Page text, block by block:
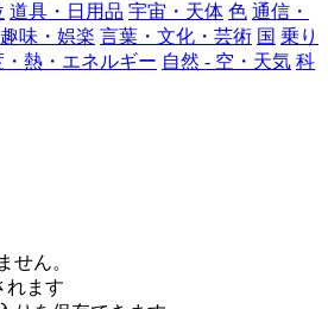
道具・日用品 宇宙・天体 色 通信・
味・娯楽 言葉・文化・芸術 国 乗り
・熱・エネルギー 自然 - 空・天気 科
せん。
れます